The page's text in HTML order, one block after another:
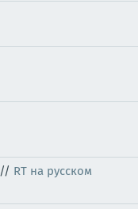
// RT на русском